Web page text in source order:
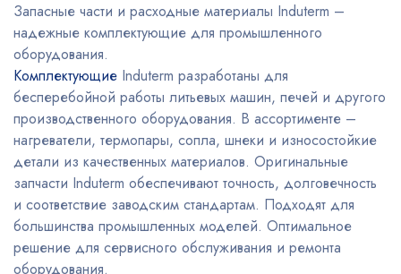
Запасные части и расходные материалы Induterm –
надежные комплектующие для промышленного
оборудования.
Комплектующие Induterm разработаны для
бесперебойной работы литьевых машин, печей и другого
производственного оборудования. В ассортименте –
нагреватели, термопары, сопла, шнеки и износостойкие
детали из качественных материалов. Оригинальные
запчасти Induterm обеспечивают точность, долговечность
и соответствие заводским стандартам. Подходят для
большинства промышленных моделей. Оптимальное
решение для сервисного обслуживания и ремонта
оборудования.